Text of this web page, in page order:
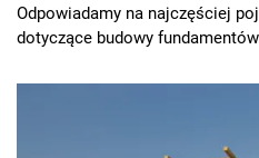
Odpowiadamy na najczęściej
dotyczące budowy